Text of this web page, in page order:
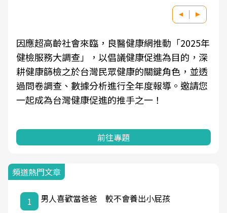
因應超高齡社會來臨，良醫健康網推動「2025年
健檢服務大調查」，以倡議健康促進為目的，深
耕健康篩檢之於台灣民眾健康的關鍵角色，並透
過問卷調查、數據分析進行全年度報導。邀請您
一起成為台灣健康促進的推手之一！
前往專題
頻道熱門文章
1 男人喜歡當爸爸 較不會養出小屁孩